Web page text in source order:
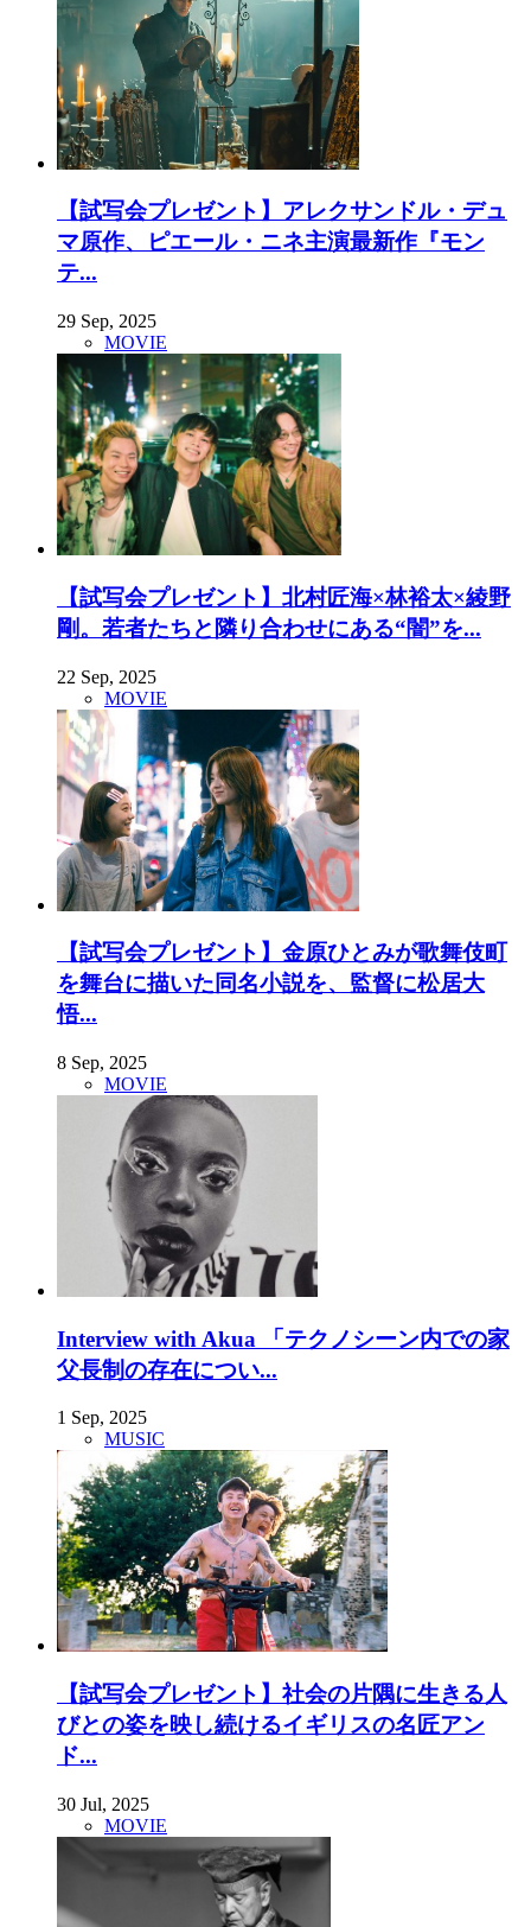
【試写会プレゼント】アレクサンドル・デュ
マ原作、ピエール・ニネ主演最新作『モン
テ...
29 Sep, 2025
MOVIE
【試写会プレゼント】北村匠海×林裕太×綾野
剛。若者たちと隣り合わせにある“闇”を...
22 Sep, 2025
MOVIE
【試写会プレゼント】金原ひとみが歌舞伎町
を舞台に描いた同名小説を、監督に松居大
悟...
8 Sep, 2025
MOVIE
Interview with Akua 「テクノシーン内での家
父長制の存在につい...
1 Sep, 2025
MUSIC
【試写会プレゼント】社会の片隅に生きる人
びとの姿を映し続けるイギリスの名匠アン
ド...
30 Jul, 2025
MOVIE